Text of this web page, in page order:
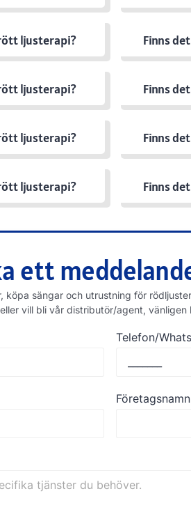
ljusterapi? Finns
ljusterapi? Finns
ljusterapi? Finns
ljusterapi? Finns
ett
köpa sängar och utrustning för
vill bli vår distributör/agent, vänligen
Telefon/
Företagsnamn